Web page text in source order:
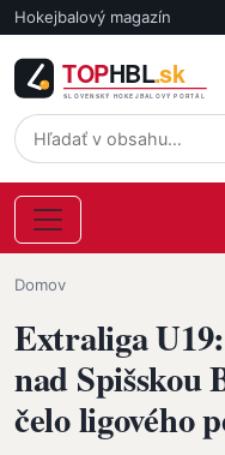
Skočiť na hlavný obsah
Hokejbalový magazín
Omrvinka
Domov
Extraliga
nad Spišskou
čelo ligového